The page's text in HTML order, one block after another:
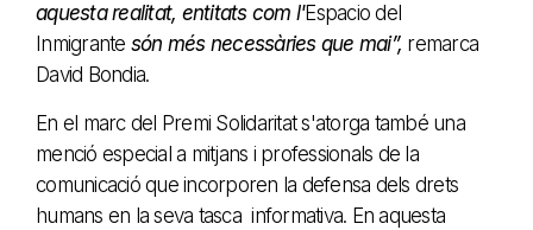
aquesta realitat, entitats com l'Espacio del
Inmigrante són més necessàries que mai”, remarca
David Bondia.
En el marc del Premi Solidaritat s'atorga també una
menció especial a mitjans i professionals de la
comunicació que incorporen la defensa dels drets
humans en la seva tasca informativa. En aquesta